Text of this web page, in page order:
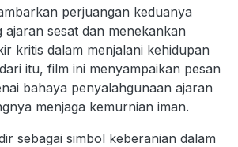
perjuangan keduanya
ajaran sesat dan menekankan
kritis dalam menjalani kehidupan
itu, film ini menyampaikan pesan
bahaya penyalahgunaan ajaran
menjaga kemurnian iman.
sebagai simbol keberanian dalam